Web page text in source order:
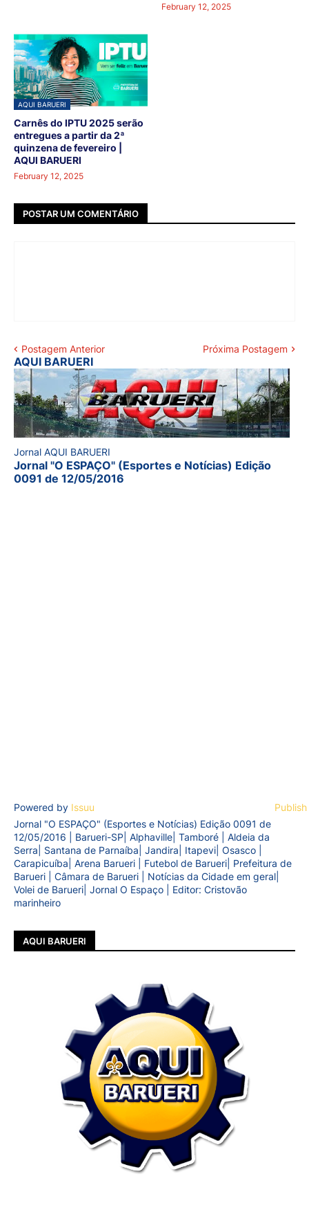
February 12, 2025
AQUI BARUERI
Carnês do IPTU 2025 serão
entregues a partir da 2ª
quinzena de fevereiro |
AQUI BARUERI
February 12, 2025
POSTAR UM COMENTÁRIO
Postagem Anterior Próxima Postagem
AQUI BARUERI
Jornal AQUI BARUERI
Jornal "O ESPAÇO" (Esportes e Notícias) Edição
0091 de 12/05/2016
Powered by Issuu
Jornal "O ESPAÇO" (Esportes e Notícias) Edição 0091 de
12/05/2016 | Barueri-SP| Alphaville| Tamboré | Aldeia da
Serra| Santana de Parnaíba| Jandira| Itapevi| Osasco |
Carapicuíba| Arena Barueri | Futebol de Barueri| Prefeitura de
Barueri | Câmara de Barueri | Notícias da Cidade em geral|
Volei de Barueri| Jornal O Espaço | Editor: Cristovão
marinheiro
AQUI BARUERI